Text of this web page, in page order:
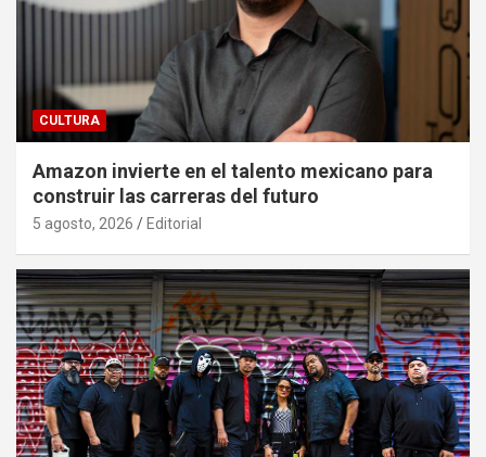
CULTURA
Amazon invierte en el talento mexicano para
construir las carreras del futuro
5 agosto, 2026 Editorial